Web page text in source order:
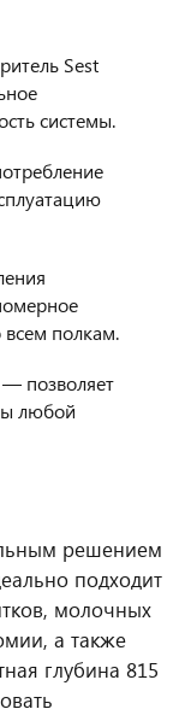
Sest
системы.
всем полкам.
позволяет
любой
решением
подходит
молочных
а также
глубина 815